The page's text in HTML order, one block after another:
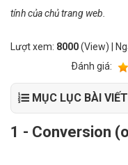
tính của chủ trang web.
Lượt xem: 8000(View) |
Ðánh giá:
MỤC LỤC BÀI VIẾT
1 - Conversion